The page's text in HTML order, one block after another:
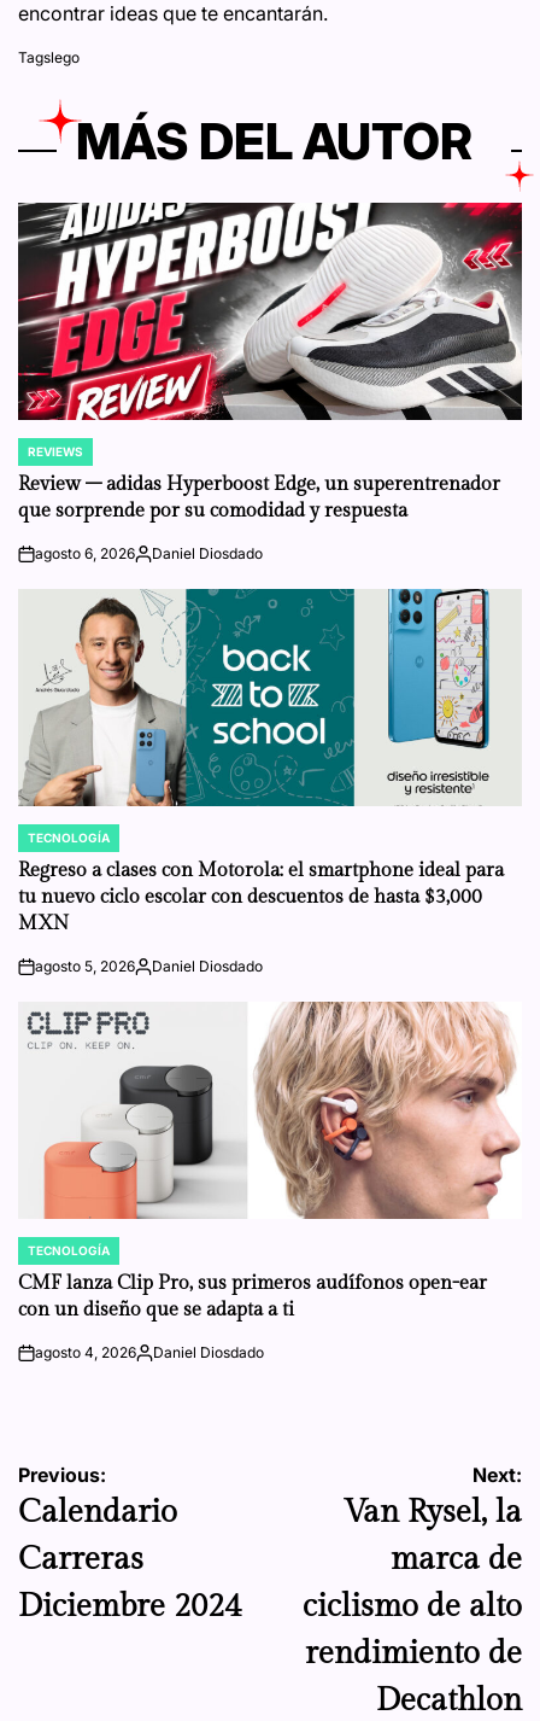
encontrar ideas que te encantarán.
Tagslego
MÁS DEL AUTOR
POSTED
IN
REVIEWS
Review – adidas Hyperboost Edge, un superentrenador
que sorprende por su comodidad y respuesta
onagosto 6, 2026Posted
Daniel Diosdado
POSTED
IN
TECNOLOGÍA
Regreso a clases con Motorola: el smartphone ideal para
tu nuevo ciclo escolar con descuentos de hasta $3,000
MXN
onagosto 5, 2026Posted
Daniel Diosdado
POSTED
IN
TECNOLOGÍA
CMF lanza Clip Pro, sus primeros audífonos open-ear
con un diseño que se adapta a ti
onagosto 4, 2026Posted
Daniel Diosdado
Navegación
de
entradas
Previous:
Calendario
Carreras
Diciembre 2024
Next:
Van Rysel, la
marca de
ciclismo de alto
rendimiento de
Decathlon